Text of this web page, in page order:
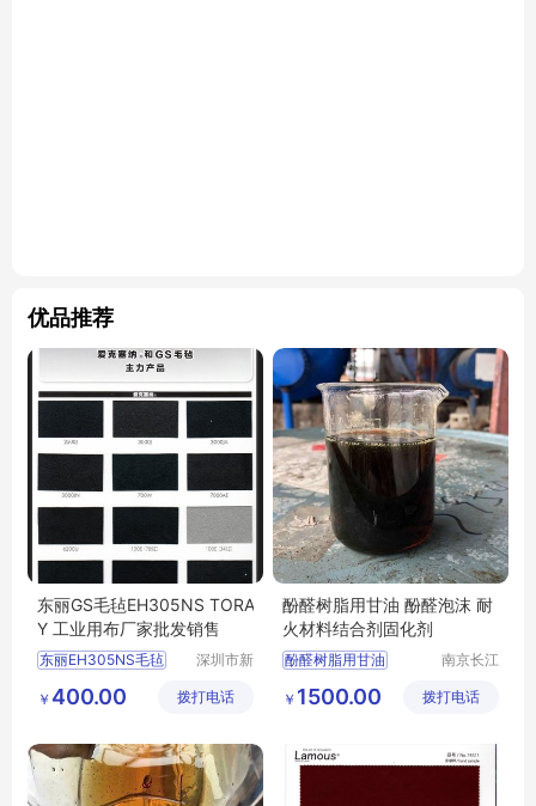
优品推荐
东丽GS毛毡EH305NS TORA
Y 工业用布厂家批发销售
东丽EH305NS毛毡
GS毛毡EH305NS毛毡
深圳市新
链有限公
￥ 400.00 拨打电话
酚醛树脂用甘油 酚醛泡沫 耐
火材料结合剂固化剂
酚醛树脂用甘油
酚醛树脂用甘油行情
南京长江
科技有限
￥ 1500.00 拨打电话